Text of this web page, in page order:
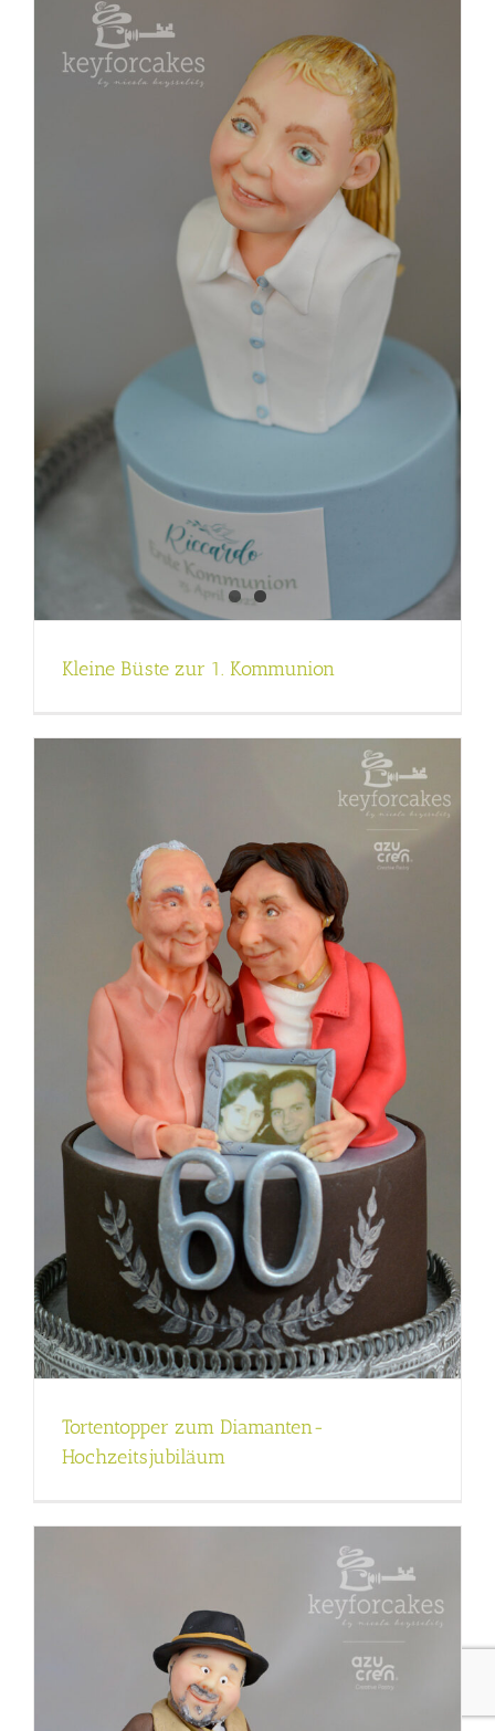
Kleine Büste zur 1. Kommunion
Tortentopper zum Diamanten-
Hochzeitsjubiläum